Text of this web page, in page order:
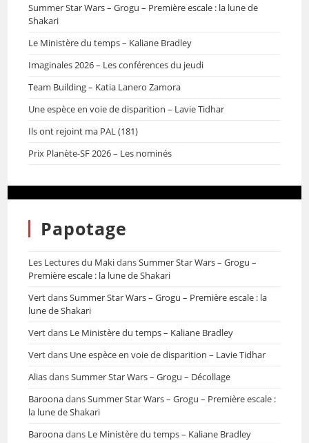
Summer Star Wars – Grogu – Première escale : la lune de
Shakari
Le Ministère du temps – Kaliane Bradley
Imaginales 2026 – Les conférences du jeudi
Team Building – Katia Lanero Zamora
Une espèce en voie de disparition – Lavie Tidhar
Ils ont rejoint ma PAL (181)
Prix Planète-SF 2026 – Les nominés
Papotage
Les Lectures du MakidansSummer Star Wars – Grogu –
Première escale : la lune de Shakari
VertdansSummer Star Wars – Grogu – Première escale : la
lune de Shakari
Vertdans Le Ministère du temps – Kaliane Bradley
Vertdans Une espèce en voie de disparition – Lavie Tidhar
AliasdansSummer Star Wars – Grogu – Décollage
BaroonadansSummer Star Wars – Grogu – Première escale :
la lune de Shakari
Baroonadans Le Ministère du temps – Kaliane Bradley